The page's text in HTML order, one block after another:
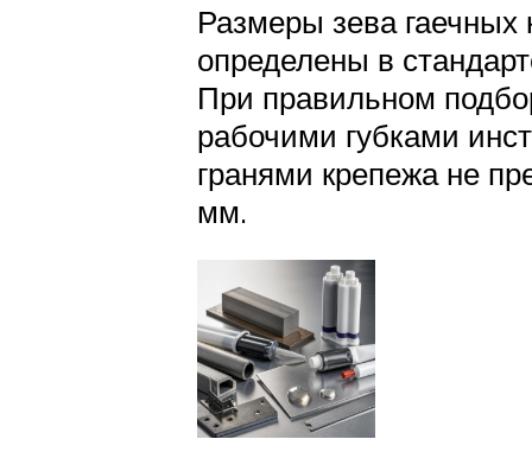
Размеры зева гаечных
определены в
При правильном
рабочими губками
гранями крепежа не
мм.